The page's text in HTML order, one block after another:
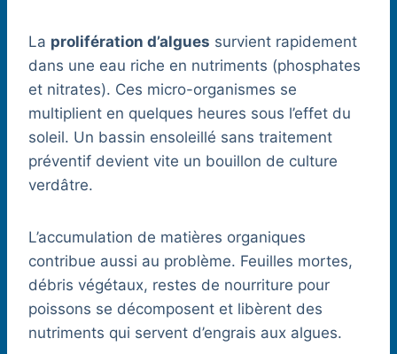
La prolifération d’algues survient rapidement
dans une eau riche en nutriments (phosphates
et nitrates). Ces micro-organismes se
multiplient en quelques heures sous l’effet du
soleil. Un bassin ensoleillé sans traitement
préventif devient vite un bouillon de culture
verdâtre.
L’accumulation de matières organiques
contribue aussi au problème. Feuilles mortes,
débris végétaux, restes de nourriture pour
poissons se décomposent et libèrent des
nutriments qui servent d’engrais aux algues.